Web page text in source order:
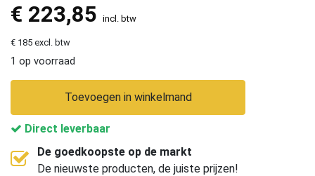
€ 223,85 incl. btw
€ 185 excl. btw
1 op voorraad
Toevoegen in winkelmand
Direct leverbaar
De goedkoopste op de markt
De nieuwste producten, de juiste prijzen!